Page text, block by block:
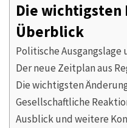
Die wichtigsten
Überblick
Politische
Der neue Zeitplan aus
Die wichtigsten
Gesellschaftliche
Ausblick und weitere